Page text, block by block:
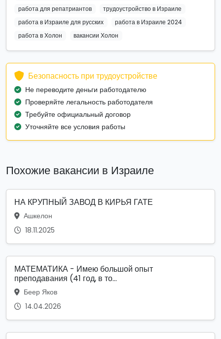
работа для репатриантов
трудоустройство в Израиле
работа в Израиле для русских
работа в Израиле 2024
работа в Холон
вакансии Холон
Безопасность при трудоустройстве
Не переводите деньги работодателю
Проверяйте легальность работодателя
Требуйте официальный договор
Уточняйте все условия работы
Похожие вакансии в Израиле
НА КРУПНЫЙ ЗАВОД В КИРЬЯ ГАТЕ
Ашкелон
18.11.2025
МАТЕМАТИКА - Имею большой опыт
преподавания (41 год, в то...
Беер Яков
14.04.2026